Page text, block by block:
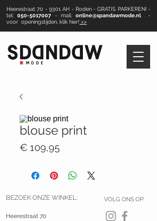
Heerestraat 70 - 9301 AH - Roden - GRATIS PARKEREN! -
tel:050-5017007 - mail:online@spandawmode.nl-
voor openingstijden, klik hier! >>
blouse print
€ 109,95
VOLG ONS OP:
BEZOEK ONZE WINKEL:
Heerestraat 70